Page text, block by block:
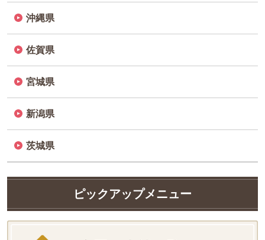
沖縄県
佐賀県
宮城県
新潟県
茨城県
ピックアップメニュー